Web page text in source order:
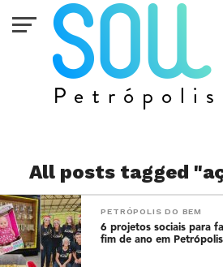
All posts tagged
PETRÓPOLIS DO BEM
6 projetos sociais para
fim de ano em Petrópolis